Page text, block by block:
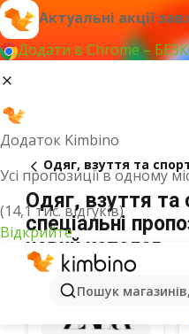
Актуальні акції
Додати в Chrome –
Додаток Kimbino
Усі пропозиції в одному
(14,1 тис. відгуків)
Відкрийте
Пошук
Одяг, взуття та
Одяг, взуття та
спеціальні
новий каталог